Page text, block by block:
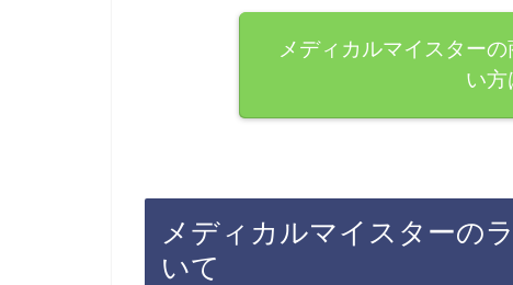
メディカルマイスター
い方
メディカルマイスターの
いて